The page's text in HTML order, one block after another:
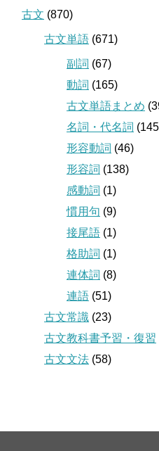
古文 (870)
古文単語 (671)
副詞 (67)
動詞 (165)
古文単語まとめ
名詞・代名詞
形容動詞 (46)
形容詞 (138)
感動詞 (1)
慣用句 (9)
接尾語 (1)
格助詞 (1)
連体詞 (8)
連語 (51)
古文常識 (23)
古文教科書予習・復習
古文文法 (58)